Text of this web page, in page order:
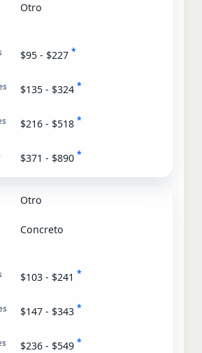
Otro
$95 - $227 *
$135 - $324 *
$216 - $518 *
$371 - $890 *
Otro
Concreto
$103 - $241 *
$147 - $343 *
$236 - $549 *